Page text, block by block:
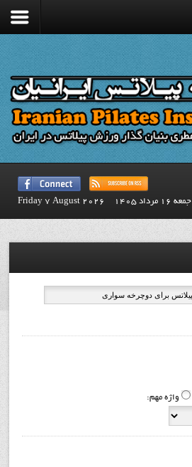
جمعه 16 مرداد 1405 Friday 7 August 2026
واژه مهم: